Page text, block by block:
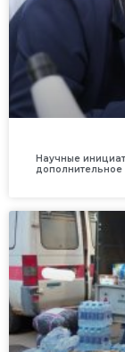
Научные
дополнительное